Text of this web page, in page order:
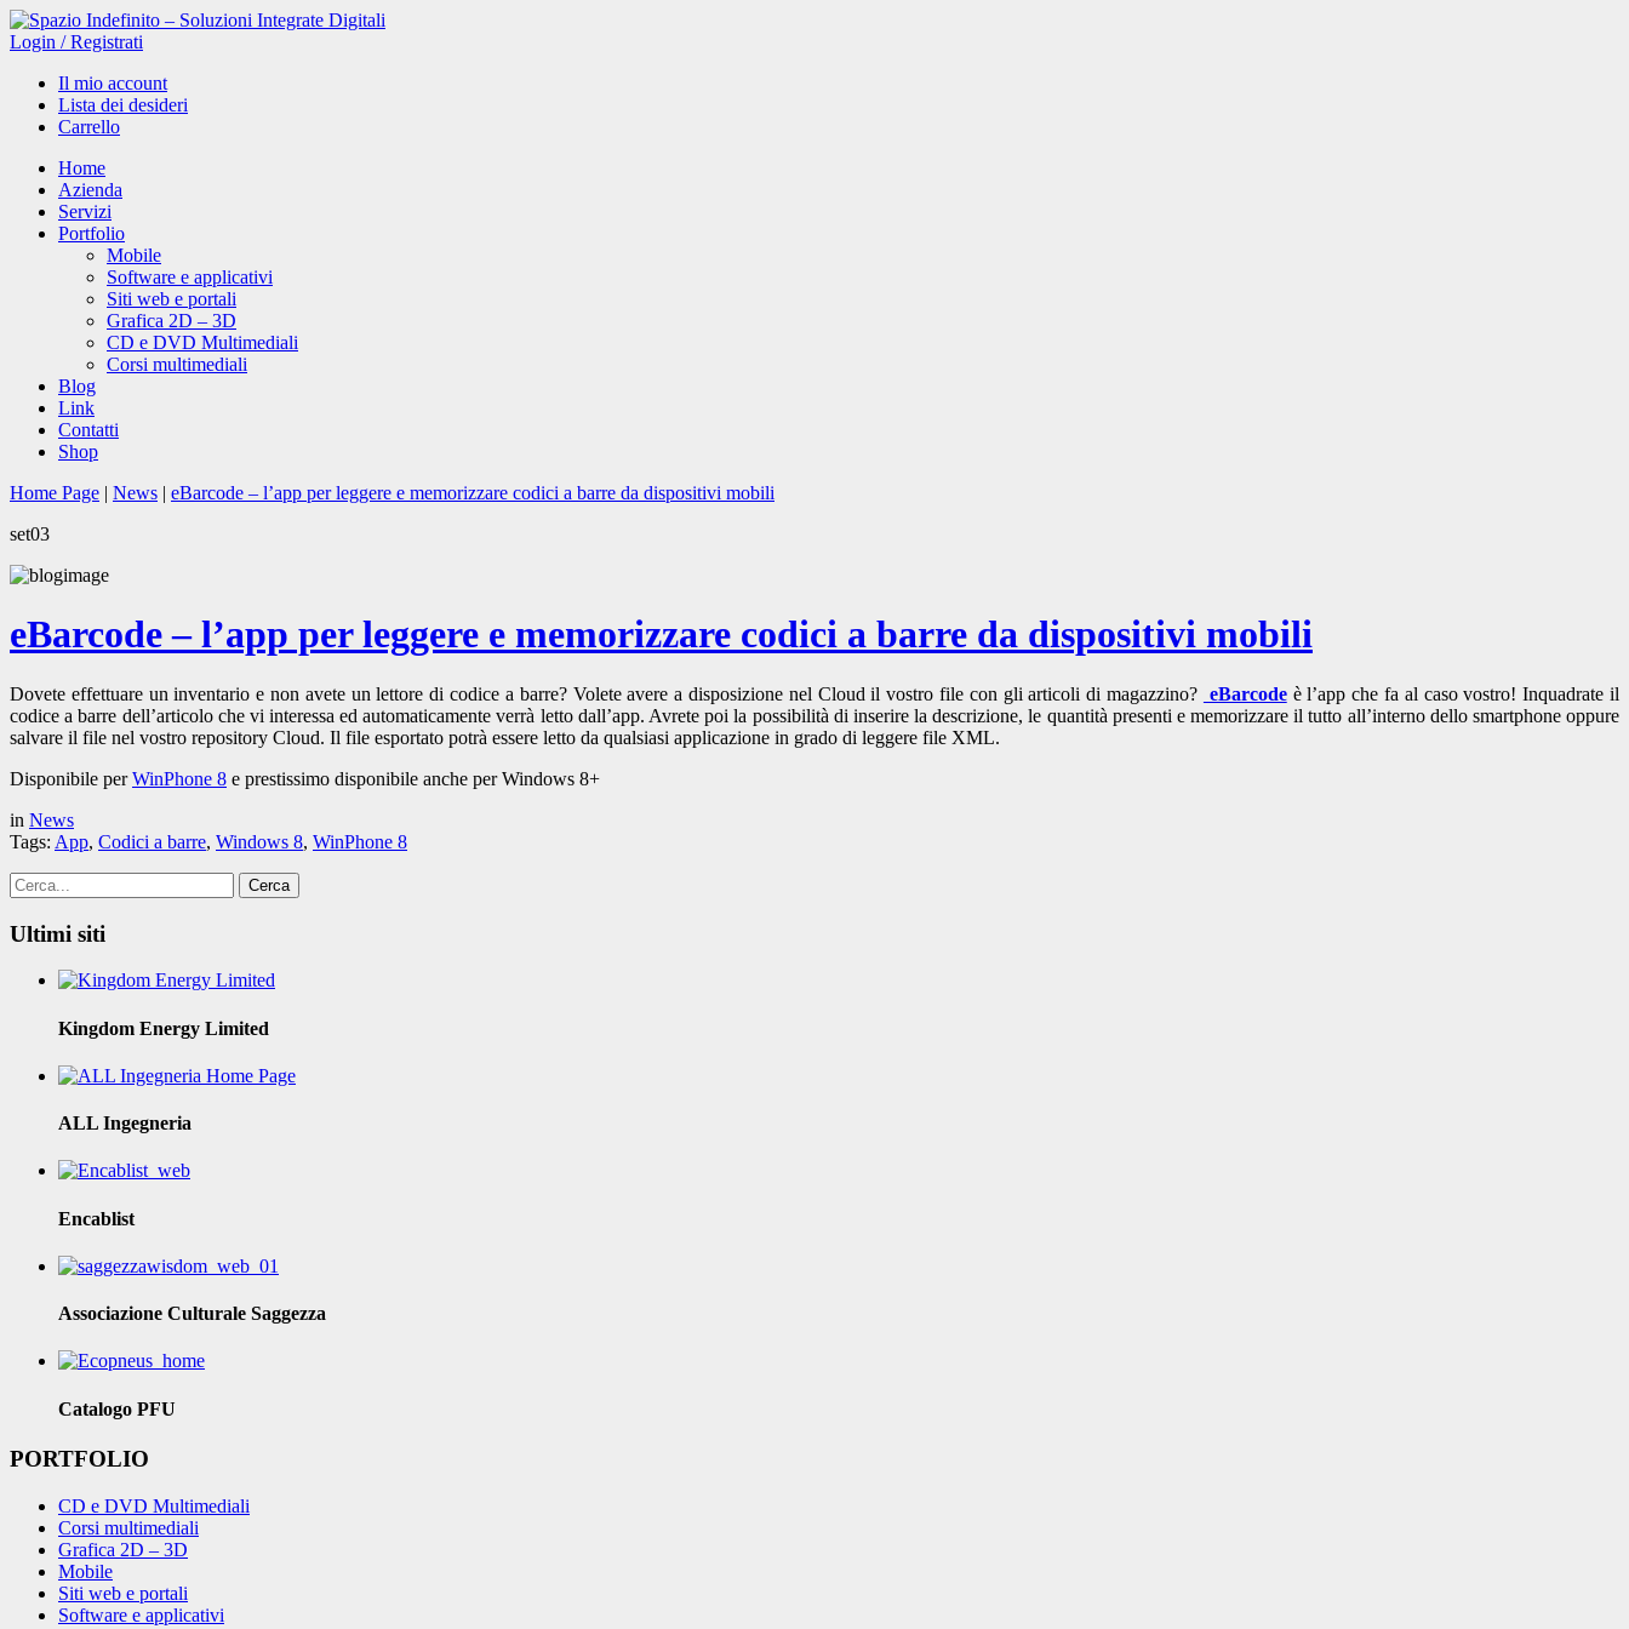
Login /Registrati
Il mio account
Lista dei desideri
Carrello
Home
Azienda
Servizi
Portfolio
Mobile
Software e applicativi
Siti web e portali
Grafica 2D – 3D
CD e DVD Multimediali
Corsi multimediali
Blog
Link
Contatti
Shop
Home Page | News | eBarcode – l’app per leggere e memorizzare codici a barre da dispositivi mobili
set03
eBarcode – l’app per leggere e memorizzare codici a barre da dispositivi mobili
Dovete effettuare un inventario e non avete un lettore di codice a barre? Volete avere a disposizione nel Cloud il vostro file con gli articoli di magazzino? eBarcodeè l’app che fa al caso vostro! Inquadrate il
codice a barre dell’articolo che vi interessa ed automaticamente verrà letto dall’app. Avrete poi la possibilità di inserire la descrizione, le quantità presenti e memorizzare il tutto all’interno dello smartphone oppure
salvare il file nel vostro repository Cloud. Il file esportato potrà essere letto da qualsiasi applicazione in grado di leggere file XML.
Disponibile perWinPhone 8 e prestissimo disponibile anche per Windows 8+
in News
Tags: App, Codici a barre, Windows 8, WinPhone 8
Ultimi siti
Kingdom Energy Limited
ALL Ingegneria
Encablist
Associazione Culturale Saggezza
Catalogo PFU
PORTFOLIO
CD e DVD Multimediali
Corsi multimediali
Grafica 2D – 3D
Mobile
Siti web e portali
Software e applicativi